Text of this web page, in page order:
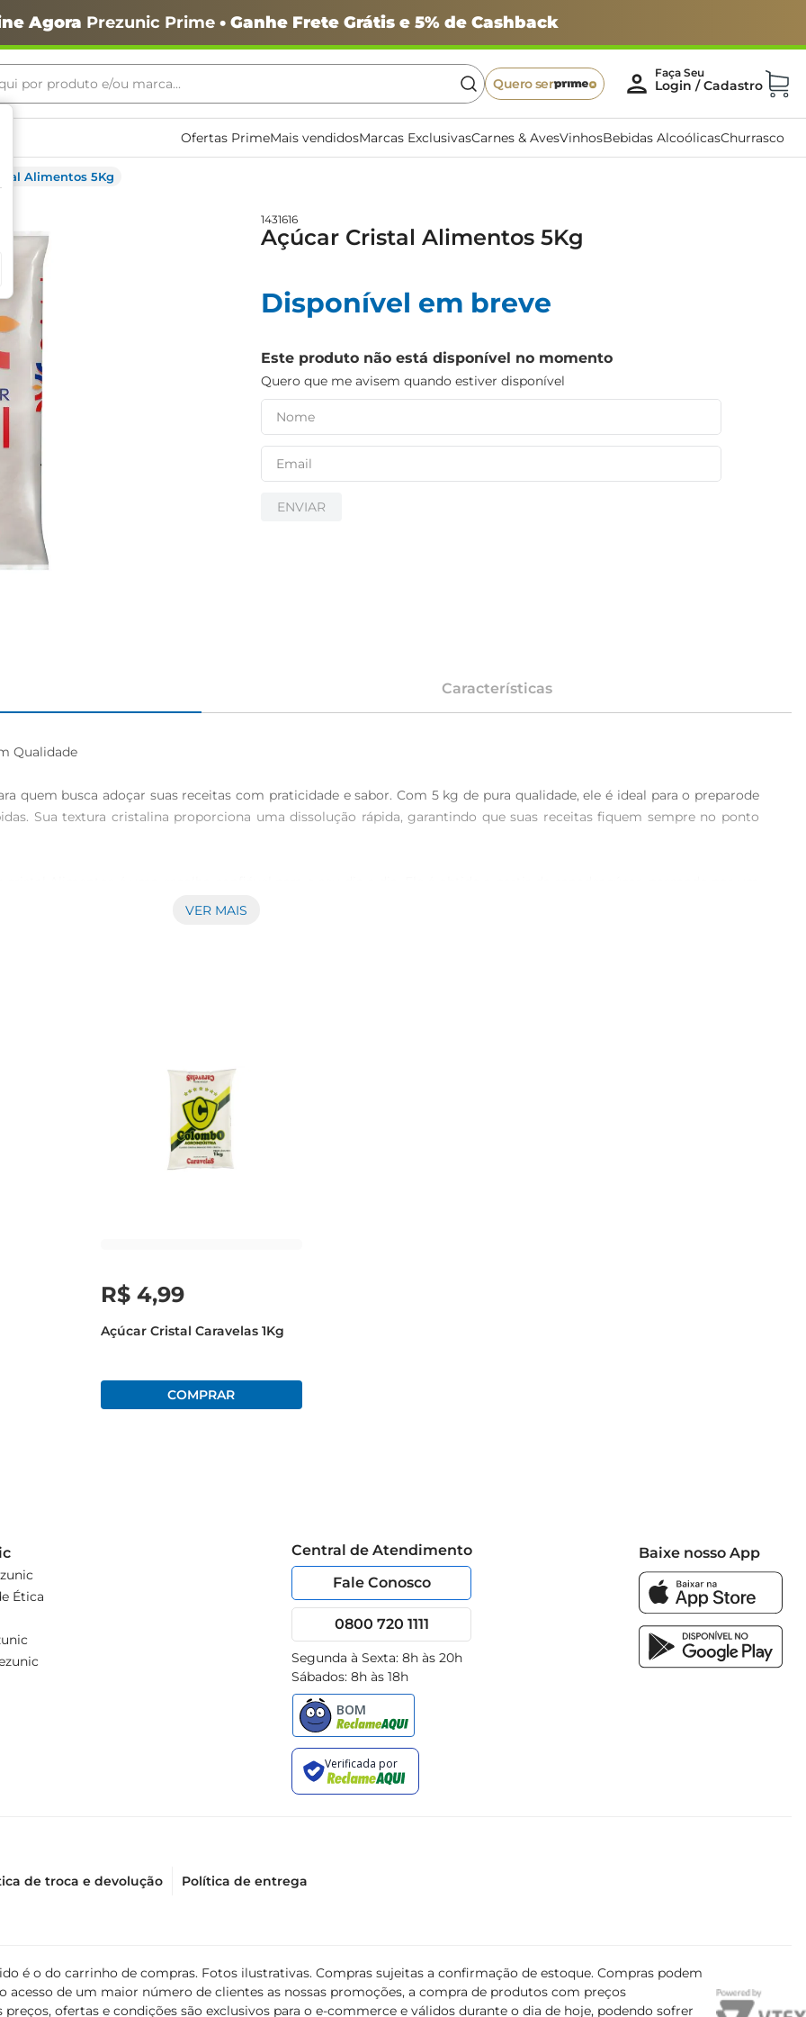
Agora Prezunic Prime• Ganhe Frete Grátis e 5% de Cashback
por produto e/ou marca...
Quero ser
Ofertas PrimeMais vendidosMarcas ExclusivasCarnes & AvesVinhosBebidas AlcoólicasChurrasco
Alimentos 5Kg
1431616
Açúcar Cristal Alimentos 5Kg
Disponível em breve
Este produto não está disponível no momento
Quero que me avisem quando estiver disponível
ENVIAR
Características
Qualidade
quem busca adoçar suas receitas com praticidade e sabor. Com 5 kg de pura qualidade, ele é ideal para o preparode
Sua textura cristalina proporciona uma dissolução rápida, garantindo que suas receitas fiquem sempre no ponto
de impurezas. Essa qualidade se reflete no sabor, que é doce na medida certa, sem deixar um gosto residual.
em todas as suas receitas. Aproveite para adoçarseus momentos especiais
VER MAIS
R$ 4,99
Açúcar Cristal Caravelas 1Kg
Ética
Central de Atendimento
Fale Conosco
0800 720 1111
Segunda à Sexta: 8h às 20h
Sábados: 8h às 18h
Baixe nosso App
de troca e devolução Política de entrega
é o do carrinho de compras. Fotos ilustrativas. Compras sujeitas a confirmação de estoque. Compras podem
acesso de um maior número de clientes as nossas promoções, a compra de produtos com preços
ofertas e condições são exclusivos para o e-commerce e válidos durante o dia de hoje, podendo sofrer
buscados